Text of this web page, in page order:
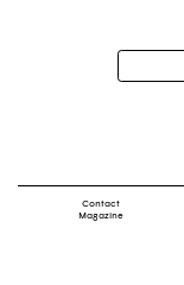
Navigation
Contact
Magazine